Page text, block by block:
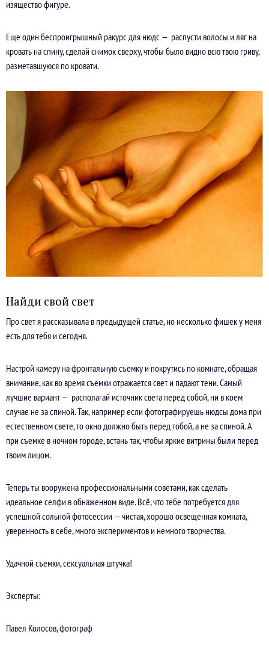
изящество фигуре.
Еще один беспроигрышный ракурс для нюдс — распусти волосы и ляг на
кровать на спину, сделай снимок сверху, чтобы было видно всю твою гриву,
разметавшуюся по кровати.
Найди свой свет
Про свет я рассказывала в предыдущей статье, но несколько фишек у меня
есть для тебя и сегодня.
Настрой камеру на фронтальную съемку и покрутись по комнате, обращая
внимание, как во время съемки отражается свет и падают тени. Самый
лучшие вариант — располагай источник света перед собой, ни в коем
случае не за спиной. Так, например если фотографируешь нюдсы дома при
естественном свете, то окно должно быть перед тобой, а не за спиной. А
при съемке в ночном городе, встань так, чтобы яркие витрины были перед
твоим лицом.
Теперь ты вооружена профессиональными советами, как сделать
идеальное селфи в обнаженном виде. Всё, что тебе потребуется для
успешной сольной фотосессии — чистая, хорошо освещенная комната,
уверенность в себе, много экспериментов и немного творчества.
Удачной съемки, сексуальная штучка!
Эксперты:
Павел Колосов, фотограф